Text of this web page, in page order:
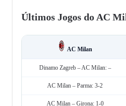
Últimos Jogos do AC
AC Milan
Dinamo Zagreb – AC Milan: –
AC Milan – Parma: 3-2
AC Milan – Girona: 1-0